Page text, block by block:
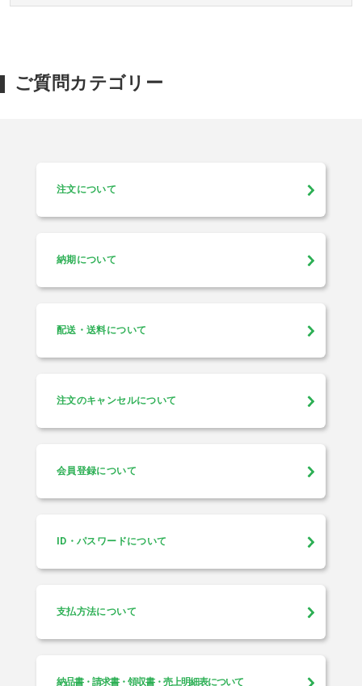
ご質問カテゴリー
注文について
納期について
配送・送料について
注文のキャンセルについて
会員登録について
ID・パスワードについて
支払方法について
納品書・請求書・領収書・売上明細表について